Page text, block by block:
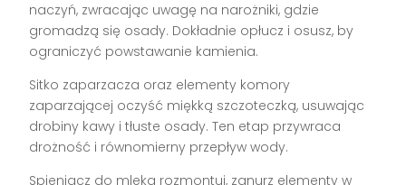
naczyń, zwracając uwagę na narożniki, gdzie
gromadzą się osady. Dokładnie opłucz i osusz, by
ograniczyć powstawanie kamienia.
Sitko zaparzacza oraz elementy komory
zaparzającej oczyść miękką szczoteczką, usuwając
drobiny kawy i tłuste osady. Ten etap przywraca
drożność i równomierny przepływ wody.
Spieniacz do mleka rozmontuj, zanurz elementy w